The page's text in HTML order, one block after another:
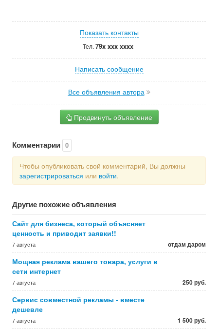
Показать контакты
Тел. 79x xxx xxxx
Написать сообщение
Все объявления автора
Продвинуть объявление
Комментарии 0
Чтобы опубликовать свой комментарий, Вы должны
зарегистрироваться или войти.
Другие похожие объявления
Сайт для бизнеса, который объясняет
ценность и приводит заявки!!
7 августа отдам даром
Мощная реклама вашего товара, услуги в
сети интернет
7 августа 250 руб.
Сервис совместной рекламы - вместе
дешевле
7 августа 1 500 руб.